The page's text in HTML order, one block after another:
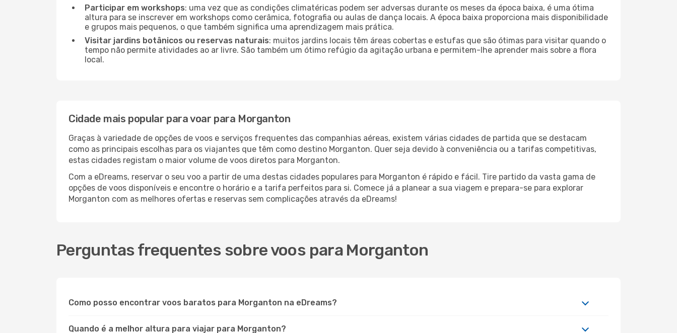
Participar em workshops: uma vez que as condições climatéricas podem ser adversas durante os meses da época baixa, é uma ótima
altura para se inscrever em workshops como cerâmica, fotografia ou aulas de dança locais. A época baixa proporciona mais disponibilidade
e grupos mais pequenos, o que também significa uma aprendizagem mais prática.
Visitar jardins botânicos ou reservas naturais: muitos jardins locais têm áreas cobertas e estufas que são ótimas para visitar quando o
tempo não permite atividades ao ar livre. São também um ótimo refúgio da agitação urbana e permitem-lhe aprender mais sobre a flora
local.
Cidade mais popular para voar para Morganton
Graças à variedade de opções de voos e serviços frequentes das companhias aéreas, existem várias cidades de partida que se destacam
como as principais escolhas para os viajantes que têm como destino Morganton. Quer seja devido à conveniência ou a tarifas competitivas,
estas cidades registam o maior volume de voos diretos para Morganton.
Com a eDreams, reservar o seu voo a partir de uma destas cidades populares para Morganton é rápido e fácil. Tire partido da vasta gama de
opções de voos disponíveis e encontre o horário e a tarifa perfeitos para si. Comece já a planear a sua viagem e prepara-se para explorar
Morganton com as melhores ofertas e reservas sem complicações através da eDreams!
Perguntas frequentes sobre voos para Morganton
Como posso encontrar voos baratos para Morganton na eDreams?
Quando é a melhor altura para viajar para Morganton?